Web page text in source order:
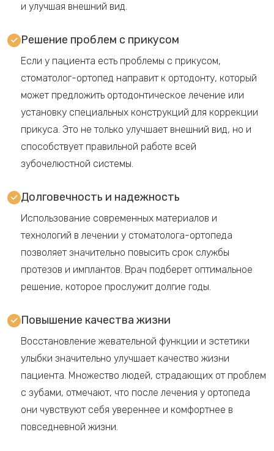
и улучшая внешний вид.
Решение проблем с прикусом
Если у пациента есть проблемы с прикусом,
стоматолог-ортопед направит к ортодонту, который
может предложить ортодонтическое лечение или
установку специальных конструкций для коррекции
прикуса. Это не только улучшает внешний вид, но и
способствует правильной работе всей
зубочелюстной системы.
Долговечность и надежность
Использование современных материалов и
технологий в лечении у стоматолога-ортопеда
позволяет значительно повысить срок службы
протезов и имплантов. Врач подберет оптимальное
решение, которое прослужит долгие годы.
Повышение качества жизни
Восстановление жевательной функции и эстетики
улыбки значительно улучшает качество жизни
пациента. Множество людей, страдающих от проблем
с зубами, отмечают, что после лечения у ортопеда
они чувствуют себя увереннее и комфортнее в
повседневной жизни.